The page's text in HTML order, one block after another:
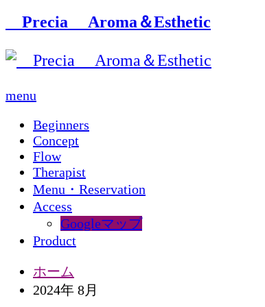
Precia Aroma＆Esthetic
menu
Beginners
Concept
Flow
Therapist
Menu・Reservation
Access
Googleマップ
Product
ホーム
2024年 8月